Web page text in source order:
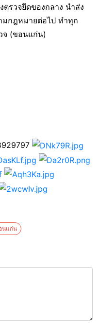
รวจยึดของกลาง นำส่ง
มกฎหมายต่อไป ทำทุก
จ (ขอนแก่น)
นแก่น